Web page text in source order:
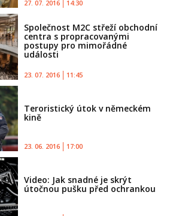
27. 07. 2016 14:30
Společnost M2C střeží obchodní
centra s propracovanými
postupy pro mimořádné
události
23. 07. 2016 11:45
Teroristický útok v německém
kině
23. 06. 2016 17:00
Video: Jak snadné je skrýt
útočnou pušku před ochrankou